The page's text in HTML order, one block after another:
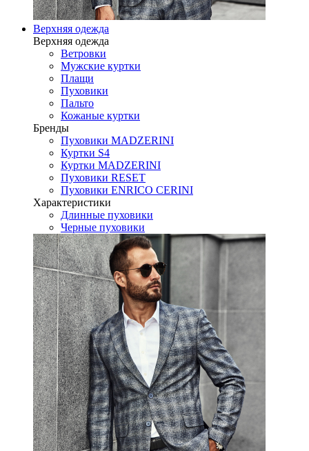
Верхняя одежда
Верхняя одежда
Ветровки
Мужские куртки
Плащи
Пуховики
Пальто
Кожаные куртки
Бренды
Пуховики MADZERINI
Куртки S4
Куртки MADZERINI
Пуховики RESET
Пуховики ENRICO CERINI
Характеристики
Длинные пуховики
Черные пуховики